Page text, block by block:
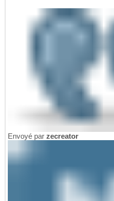
Envoyé par zecreator